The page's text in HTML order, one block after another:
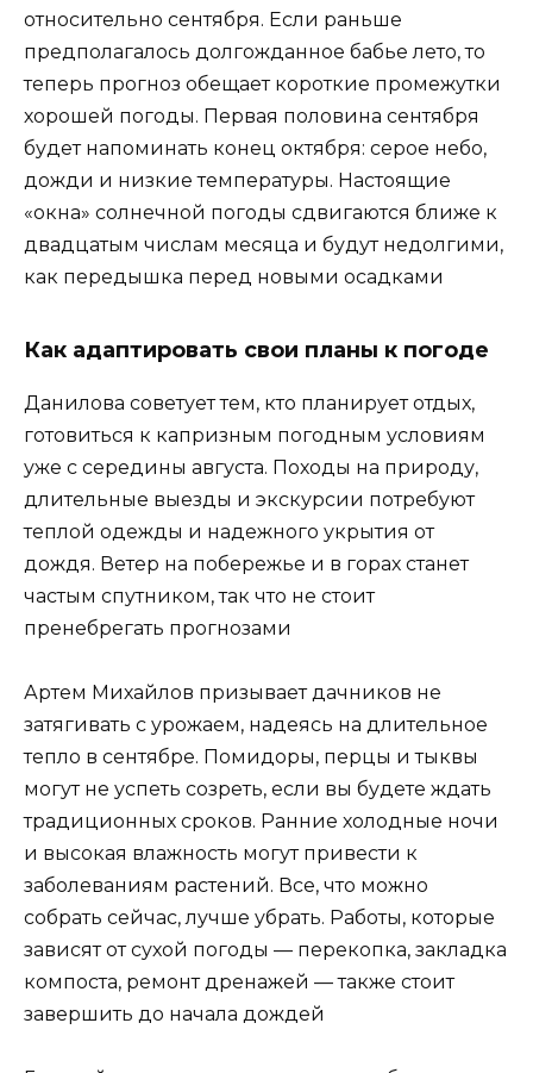
относительно сентября. Если раньше
предполагалось долгожданное бабье лето, то
теперь прогноз обещает короткие промежутки
хорошей погоды. Первая половина сентября
будет напоминать конец октября: серое небо,
дожди и низкие температуры. Настоящие
«окна» солнечной погоды сдвигаются ближе к
двадцатым числам месяца и будут недолгими,
как передышка перед новыми осадками
Как адаптировать свои планы к погоде
Данилова советует тем, кто планирует отдых,
готовиться к капризным погодным условиям
уже с середины августа. Походы на природу,
длительные выезды и экскурсии потребуют
теплой одежды и надежного укрытия от
дождя. Ветер на побережье и в горах станет
частым спутником, так что не стоит
пренебрегать прогнозами
Артем Михайлов призывает дачников не
затягивать с урожаем, надеясь на длительное
тепло в сентябре. Помидоры, перцы и тыквы
могут не успеть созреть, если вы будете ждать
традиционных сроков. Ранние холодные ночи
и высокая влажность могут привести к
заболеваниям растений. Все, что можно
собрать сейчас, лучше убрать. Работы, которые
зависят от сухой погоды — перекопка, закладка
компоста, ремонт дренажей — также стоит
завершить до начала дождей